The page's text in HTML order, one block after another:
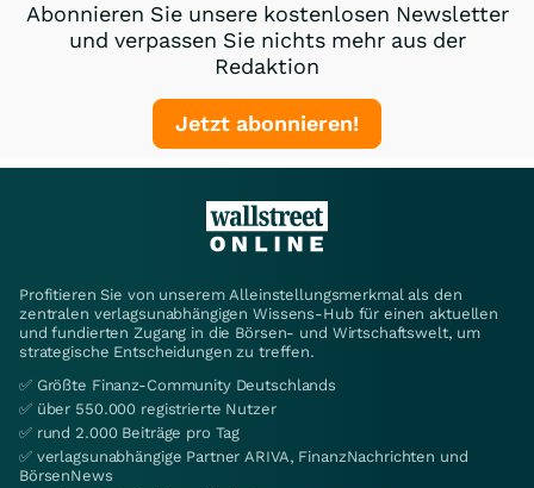
Abonnieren Sie unsere kostenlosen Newsletter
und verpassen Sie nichts mehr aus der
Redaktion
Jetzt abonnieren!
Profitieren Sie von unserem Alleinstellungsmerkmal als den
zentralen verlagsunabhängigen Wissens-Hub für einen aktuellen
und fundierten Zugang in die Börsen- und Wirtschaftswelt, um
strategische Entscheidungen zu treffen.
✅ Größte Finanz-Community Deutschlands
✅ über 550.000 registrierte Nutzer
✅ rund 2.000 Beiträge pro Tag
✅ verlagsunabhängige Partner ARIVA, FinanzNachrichten und
BörsenNews